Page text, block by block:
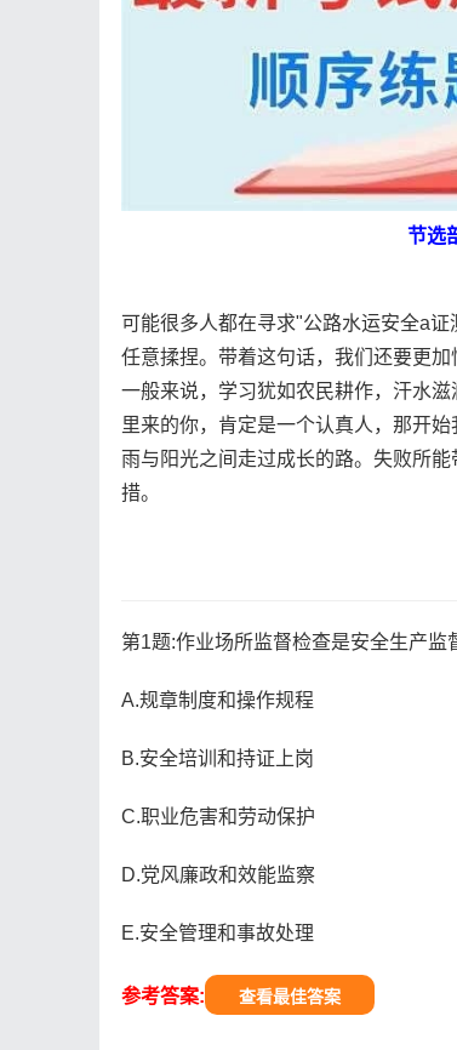
节选
可能很多人都在寻求"公路水运安全a
任意揉捏。带着这句话，我们还要更
一般来说，学习犹如农民耕作，汗水
里来的你，肯定是一个认真人，那开
雨与阳光之间走过成长的路。失败所
措。
第1题:作业场所监督检查是安全生产监
A.规章制度和操作规程
B.安全培训和持证上岗
C.职业危害和劳动保护
D.党风廉政和效能监察
E.安全管理和事故处理
参考答案: 查看最佳答案